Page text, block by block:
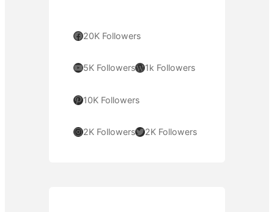
Facebook 20K Followers
YouTube 5K FollowersWordPress 1k Followers
Pinterest 10K Followers
Instagram 2K FollowersTwitter 2K Followers